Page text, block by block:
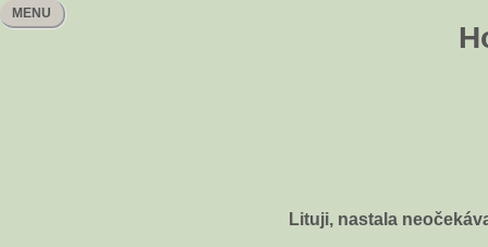
MENU
Lituji, nastala